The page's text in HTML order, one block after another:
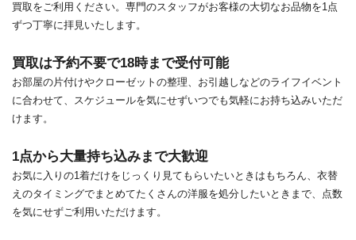
買取をご利用ください。専門のスタッフがお客様の大切なお品物を1点
ずつ丁寧に拝見いたします。
買取は予約不要で18時まで受付可能
お部屋の片付けやクローゼットの整理、お引越しなどのライフイベント
に合わせて、スケジュールを気にせずいつでも気軽にお持ち込みいただ
けます。
1点から大量持ち込みまで大歓迎
お気に入りの1着だけをじっくり見てもらいたいときはもちろん、衣替
えのタイミングでまとめてたくさんの洋服を処分したいときまで、点数
を気にせずご利用いただけます。